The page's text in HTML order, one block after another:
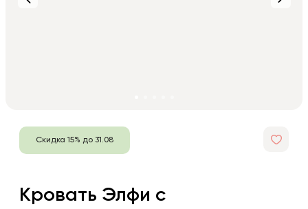
Скидка 15% до 31.08
Кровать Элфи с